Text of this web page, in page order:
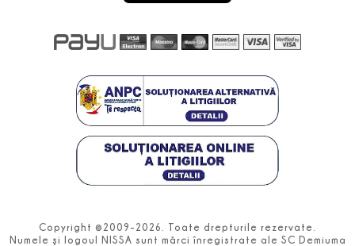
Copyright ©2009-2026. Toate drepturile rezervate.
Numele şi logoul NISSA sunt mărci înregistrate ale SC Demiuma